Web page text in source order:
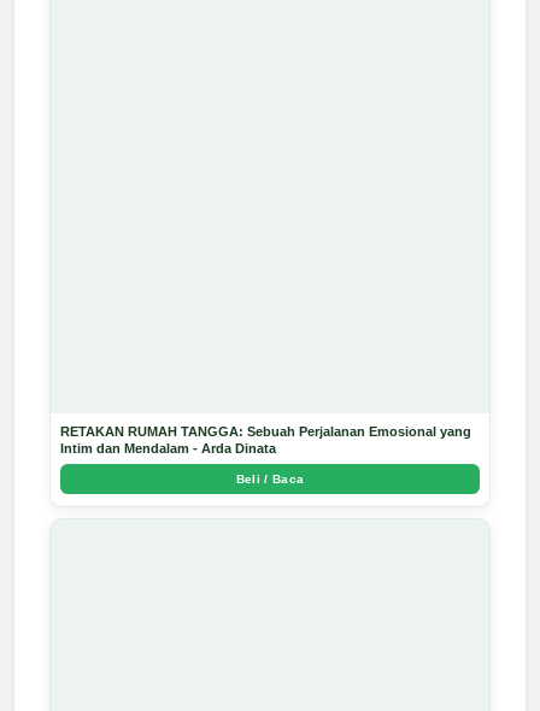
RETAKAN RUMAH TANGGA: Sebuah Perjalanan Emosional yang
Intim dan Mendalam - Arda Dinata
Beli / Baca